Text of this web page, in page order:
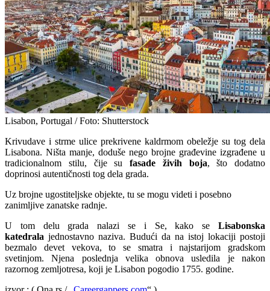
Lisabon, Portugal / Foto: Shutterstock
Krivudave i strme ulice prekrivene kaldrmom obeležje su tog dela
Lisabona. Ništa manje, doduše nego brojne građevine izgrađene u
tradicionalnom stilu, čije su fasade živih boja, što dodatno
doprinosi autentičnosti tog dela grada.
Uz brojne ugostiteljske objekte, tu se mogu videti i posebno
zanimljive zanatske radnje.
U tom delu grada nalazi se i Se, kako se Lisabonska
katedrala jednostavno naziva. Budući da na istoj lokaciji postoji
bezmalo devet vekova, to se smatra i najstarijom gradskom
svetinjom. Njena poslednja velika obnova usledila je nakon
razornog zemljotresa, koji je Lisabon pogodio 1755. godine.